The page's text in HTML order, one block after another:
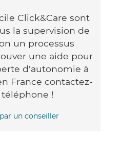
Click&Care sont
la supervision de
un processus
une aide pour
d'autonomie à
France contactez-
!
un conseiller